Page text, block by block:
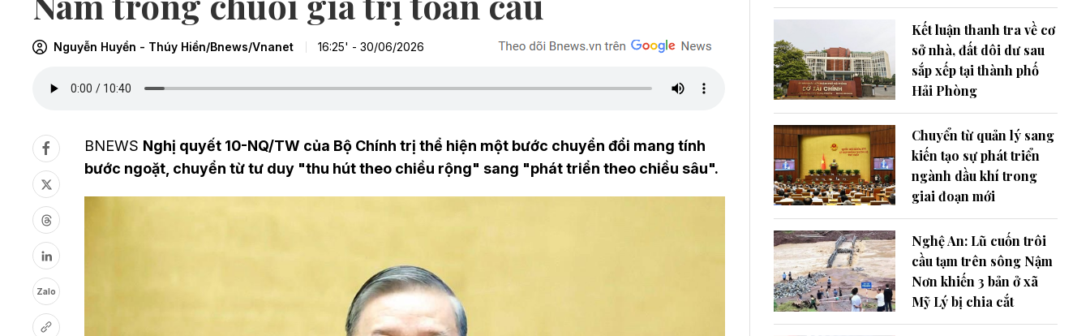
Nguyễn Huyền - Thúy Hiền/Bnews/Vnanet 16:25' - 30/06/2026
Zalo
BNEWS Nghị quyết 10-NQ/TW của Bộ Chính trị thể hiện một bước chuyển đổi mang tính
bước ngoặt, chuyển từ tư duy "thu hút theo chiều rộng" sang "phát triển theo chiều sâu".
Kết luận thanh tra về cơ
sở nhà, đất dôi dư sau
sắp xếp tại thành phố
Hải Phòng
Chuyển từ quản lý sang
kiến tạo sự phát triển
ngành dầu khí trong
giai đoạn mới
Nghệ An: Lũ cuốn trôi
cầu tạm trên sông Nậm
Nơn khiến 3 bản ở xã
Mỹ Lý bị chia cắt